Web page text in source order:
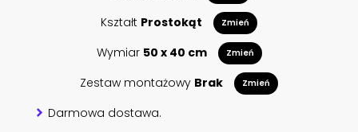
Kształt Prostokąt Zmień
Wymiar 50 x 40 cm Zmień
Zestaw montażowy Brak Zmień
Darmowa dostawa.